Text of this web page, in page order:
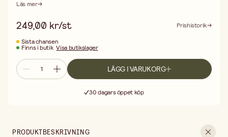
accessoarer med stil och känsla. Författad av Janina Kuronen
och utgiven av Tukan Förlag. ISBN: 978‑9181160680.
Läs mer
249,00 kr/st
Prishistorik
Sista chansen
Finns i butik Visa butikslager
LÄGG I VARUKORG
Fri frakt vid köp över 499:-
30 dagars öppet köp
PRODUKTBESKRIVNING